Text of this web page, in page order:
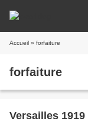
Accueil » forfaiture
forfaiture
Versailles